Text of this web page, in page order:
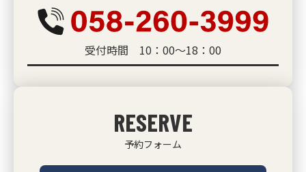
受付時間 10：00～18：00
RESERVE
予約フォーム